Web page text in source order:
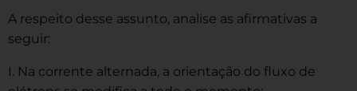
A respeito desse assunto, analise as afirmativas a
seguir:
I. Na corrente alternada, a orientação do fluxo de